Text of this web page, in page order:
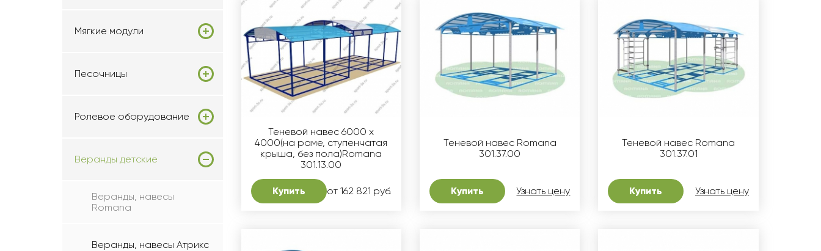
Мягкие модули
Песочницы
Ролевое оборудование
Веранды детские
Веранды, навесы
Romana
Веранды, навесы Атрикс
Теневой навес 6000 х
4000(на раме, ступенчатая
крыша, без пола)Romana
301.13.00
Купить от 162 821 руб.
Теневой навес Romana
301.37.00
Купить Узнать цену
Теневой навес Romana
301.37.01
Купить Узнать цену